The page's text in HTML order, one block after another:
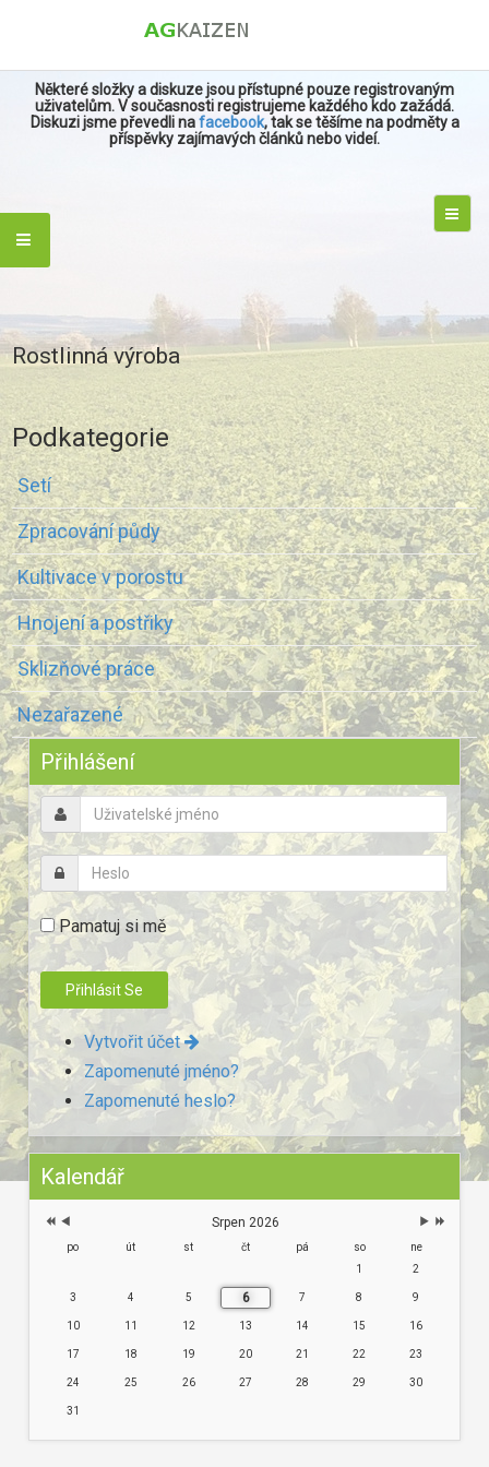
Některé složky a diskuze jsou přístupné pouze registrovaným
uživatelům. V současnosti registrujeme každého kdo zažádá.
Diskuzi jsme převedli nafacebook, tak se těšíme na podměty a
příspěvky zajímavých článků nebo videí.
Rostlinná výroba
Podkategorie
Setí
Zpracování půdy
Kultivace v porostu
Hnojení a postřiky
Sklizňové práce
Nezařazené
Přihlášení
Pamatuj si mě
Vytvořit účet
Zapomenuté jméno?
Zapomenuté heslo?
Kalendář
Předchozí
rok
Předchozí
měsíc
Následující
Následující
Srpen 2026
po út st čt pá so
ne
1
2
3 4 5 6 7 8 9
10 11 12 13 14 15 16
17 18 19 20 21 22 23
24 25 26 27 28 29 30
31